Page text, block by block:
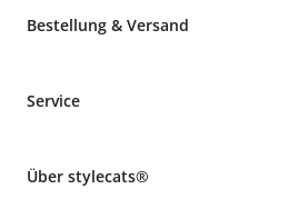
Bestellung & Versand
Informationen zur Lieferung
Produkte reklamieren und
Service
Tierkrankenversicherung
Über stylecats®